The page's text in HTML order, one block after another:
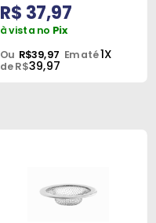
R$ 37,97
à vista no Pix
Ou R$39,97 Em até1X
de R$39,97